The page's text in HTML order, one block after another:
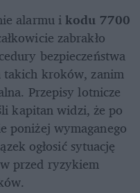
alarmu i
zabrakło
bezpieczeństwa
takich kroków, zanim
Przepisy lotnicze
kapitan widzi, że po
poniżej wymaganego
ogłosić sytuację
przed ryzykiem